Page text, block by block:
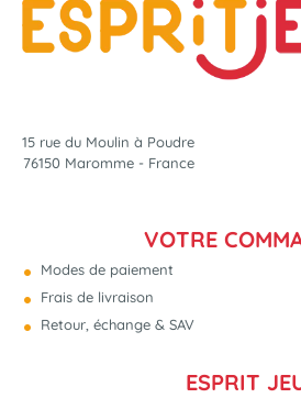
15 rue du Moulin à Poudre
76150 Maromme - France
VOTRE
Modes de paiement
Frais de livraison
Retour, échange & SAV
ESPRIT